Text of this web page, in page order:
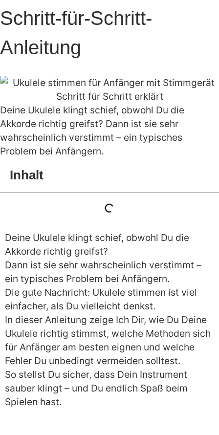
Schritt-für-Schritt-
Anleitung
Deine Ukulele klingt schief, obwohl Du die
Akkorde richtig greifst? Dann ist sie sehr
wahrscheinlich verstimmt – ein typisches
Problem bei Anfängern.
Inhalt
Deine Ukulele klingt schief, obwohl Du die
Akkorde richtig greifst?
Dann ist sie sehr wahrscheinlich verstimmt –
ein typisches Problem bei Anfängern.
Die gute Nachricht: Ukulele stimmen ist viel
einfacher, als Du vielleicht denkst.
In dieser Anleitung zeige Ich Dir, wie Du Deine
Ukulele richtig stimmst, welche Methoden sich
für Anfänger am besten eignen und welche
Fehler Du unbedingt vermeiden solltest.
So stellst Du sicher, dass Dein Instrument
sauber klingt – und Du endlich Spaß beim
Spielen hast.